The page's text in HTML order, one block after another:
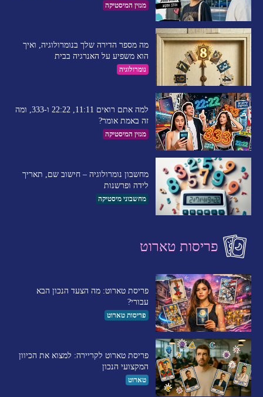
מגזין המיסטיקה
מה מספר הדירה שלך בנומרולוגיה, ואיך
הוא משפיע על האנרגיה בבית
נומרולוגיה
למה אתם רואים 11:11, 22:22 ו-333, ומה
זה באמת אומר?
מגזין המיסטיקה
מחשבון נומרולוגיה – חישוב שם, תאריך
לידה ופרשנות
מחשבוני מיסטיקה
פריסות טארוט
פריסת טארוט: מה הצעד הנכון הבא
עבורי?
פריסות טארוט
פריסת טארוט לקריירה: למצוא את הכיוון
המקצועי הנכון
טארוט